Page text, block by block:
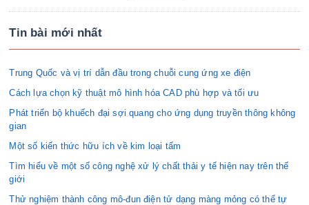
Tin bài mới nhất
Trung Quốc và vị trí dẫn đầu trong chuỗi cung ứng xe điện
Cách lựa chọn kỹ thuật mô hình hóa CAD phù hợp và tối ưu
Phát triển bộ khuếch đại sợi quang cho ứng dụng truyền thông không
gian
Một số kiến thức hữu ích về kim loại tấm
Tìm hiểu về một số công nghệ xử lý chất thải y tế hiện nay trên thế
giới
Thử nghiệm thành công mô-đun điện tử dạng màng mỏng có thể tự